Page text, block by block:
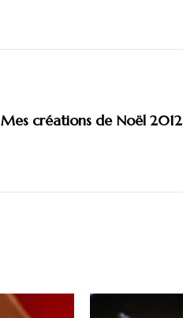
Mes créations de Noël 2012